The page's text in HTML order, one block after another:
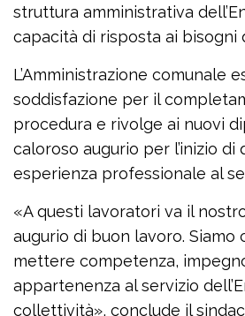
struttura amministrativa
capacità di risposta ai bisogni
L’Amministrazione comunale
soddisfazione per il
procedura e rivolge ai nuovi
caloroso augurio per l’inizio di
esperienza professionale al
«A questi lavoratori va il
augurio di buon lavoro. Siamo
mettere competenza,
appartenenza al servizio
collettività», conclude il